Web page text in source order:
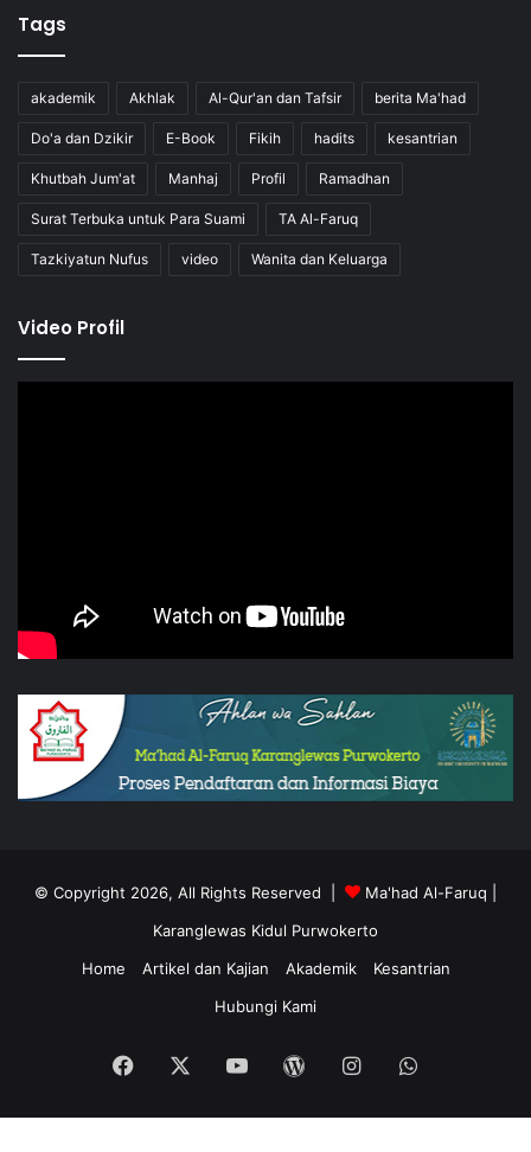
Tags
akademik Akhlak Al-Qur'an dan Tafsir berita Ma'had
Do'a dan Dzikir E-Book Fikih hadits kesantrian
Khutbah Jum'at Manhaj Profil Ramadhan
Surat Terbuka untuk Para Suami TA Al-Faruq
Tazkiyatun Nufus video Wanita dan Keluarga
Video Profil
© Copyright 2026, All Rights Reserved | Ma'had Al-Faruq
Karanglewas Kidul Purwokerto
Home
Artikel dan Kajian Akademik
Kesantrian
Hubungi Kami
Facebook YouTubeWordPress
InstagramWhatsApp